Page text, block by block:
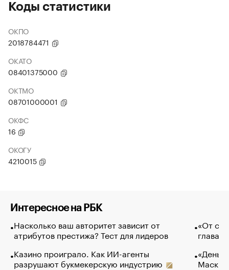
Коды статистики
ОКПО
2018784471
ОКАТО
08401375000
ОКТМО
08701000001
ОКФС
16
ОКОГУ
4210015
Интересное на РБК
Насколько ваш авторитет зависит от
атрибутов престижа? Тест для лидеров
Казино проиграло. Как ИИ-агенты
разрушают букмекерскую индустрию
«От
глава
Маск в